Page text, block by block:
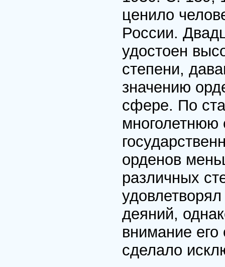
ценило
России.
удостоен
степени,
значению
сфере. По
многолетнюю
орденов
различных
деяний,
внимание
сделало